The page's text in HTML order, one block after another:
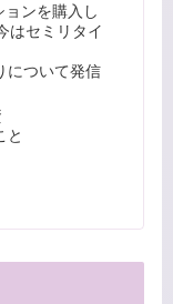
ンを購入し
はセミリタイ
について発信
と